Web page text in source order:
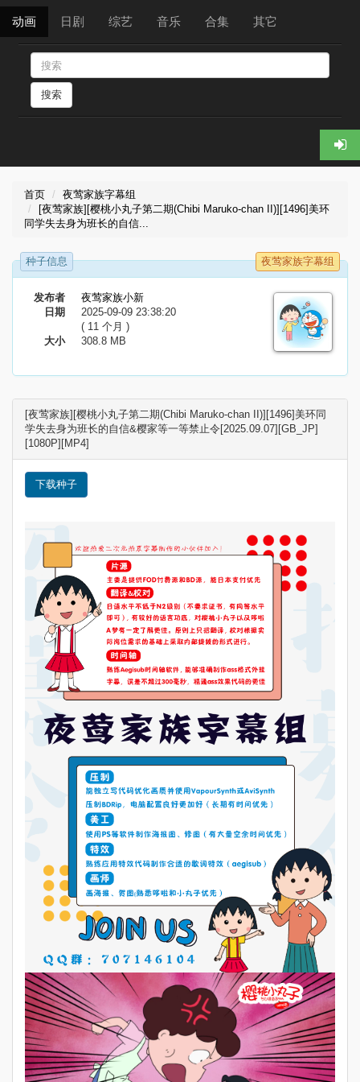
动画 日剧 综艺 音乐 合集 其它
搜索
首页
夜莺家族字幕组
[夜莺家族][樱桃小丸子第二期(Chibi Maruko-chan II)][1496]美环
同学失去身为班长的自信...
种子信息 夜莺家族字幕组
发布者
夜莺家族小新
日期
2025-09-09 23:38:20
( 11 个月 )
大小
308.8 MB
[夜莺家族][樱桃小丸子第二期(Chibi Maruko-chan II)][1496]美环同
学失去身为班长的自信&樱家等一等禁止令[2025.09.07][GB_JP]
[1080P][MP4]
下载种子